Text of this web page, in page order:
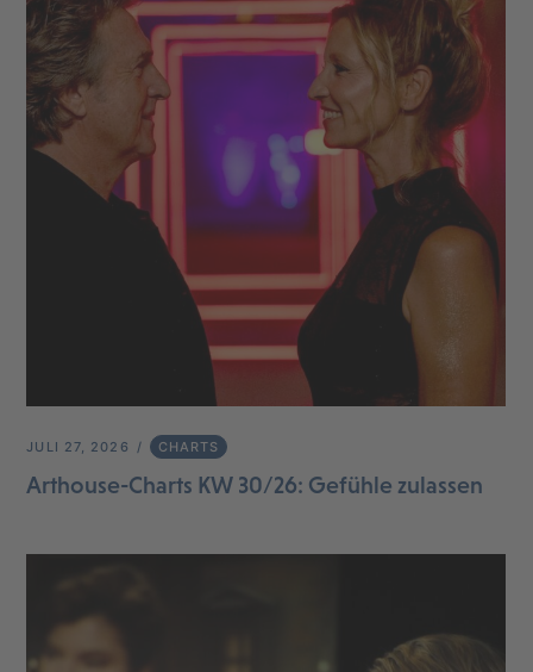
JULI 27, 2026 CHARTS
Arthouse-Charts KW 30/26: Gefühle zulassen